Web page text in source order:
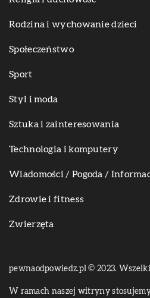
Rodzina i wychowanie dzieci
Społeczeństwo
Sport
Styl i moda
Sztuka i zainteresowania
Technologia i komputery
Wiadomości / Pogoda /
Zdrowie i fitness
Zwierzęta
pewnaodpowiedz.pl © 2023.
W ramach naszej witryny